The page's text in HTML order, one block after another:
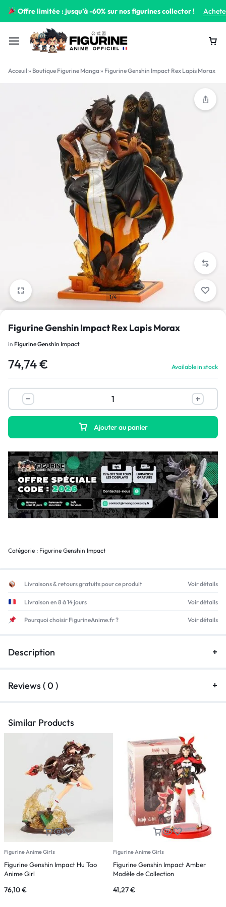
Offre limitée : jusqu’à -60% sur nos figurines collector !
Acceuil » Boutique Figurine Manga» Figurine Genshin Impact Rex Lapis Morax
1/4
Figurine Genshin Impact Rex Lapis Morax
in Figurine Genshin Impact
74,74€ Available in stock
Ajouter au panier
Catégorie : Figurine Genshin Impact
Livraisons & retours gratuits pour ce produit Voir détails
Livraison en 8 à 14 jours Voir détails
Pourquoi choisir FigurineAnime.fr ? Voir détails
Description
Reviews ( 0 )
Similar Products
Figurine Anime Girls
Figurine Genshin Impact Hu Tao
Anime Girl
76,10€
Figurine Anime Girls
Figurine Genshin Impact Amber
Modèle de Collection
41,27€